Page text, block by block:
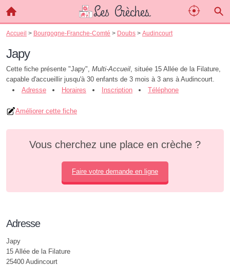
Accueil > Bourgogne-Franche-Comté > Doubs > Audincourt
Japy
Cette fiche présente "Japy", Multi-Accueil, située 15 Allée de la Filature,
capable d'accueillir jusqu'à 30 enfants de 3 mois à 3 ans à Audincourt.
Adresse
Horaires Inscription Téléphone
Améliorer cette fiche
Vous cherchez une place en crèche ?
Faire votre demande en ligne
Adresse
Japy
15 Allée de la Filature
25400 Audincourt